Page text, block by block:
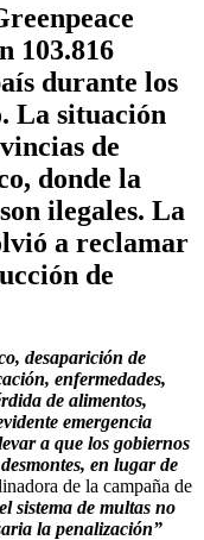
103.816
durante los
La situación
de
donde la
ilegales. La
a reclamar
de
desaparición de
enfermedades,
de alimentos,
emergencia
a que los gobiernos
en lugar de
de la campaña de
sistema de multas no
la penalización”